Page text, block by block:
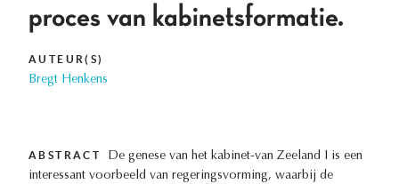
proces van kabinetsformatie.
AUTEUR(S)
Bregt Henkens
ABSTRACT
De genese van het kabinet-van Zeeland I is een
interessant voorbeeld van regeringsvorming, waarbij de